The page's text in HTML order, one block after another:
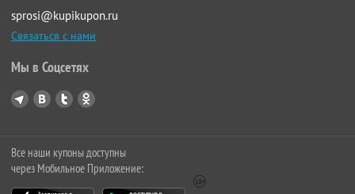
sprosi@kupikupon.ru
Связаться с нами
Мы в Соцсетях
Все наши купоны доступны
через Мобильное Приложение: